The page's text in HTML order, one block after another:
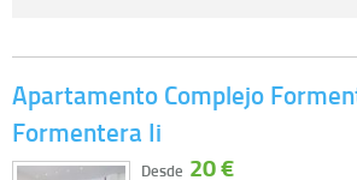
Apartamento Complejo
Formentera Ii
Desde 20 €